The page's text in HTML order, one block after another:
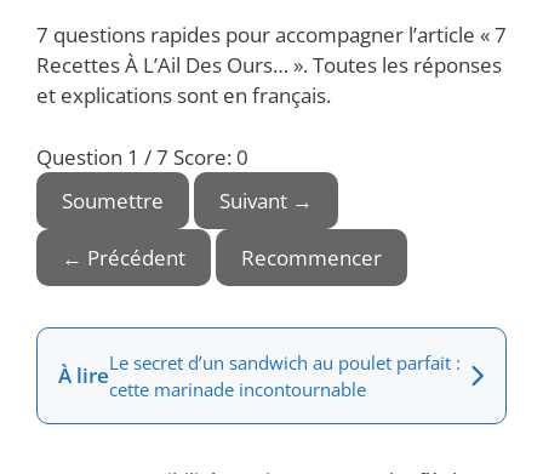
7 questions rapides pour accompagner l’article « 7
Recettes À L’Ail Des Ours… ». Toutes les réponses
et explications sont en français.
Question 1 / 7 Score: 0
Soumettre
Suivant →
← Précédent Recommencer
À lireLe secret d’un sandwich au poulet parfait :
cette marinade incontournable